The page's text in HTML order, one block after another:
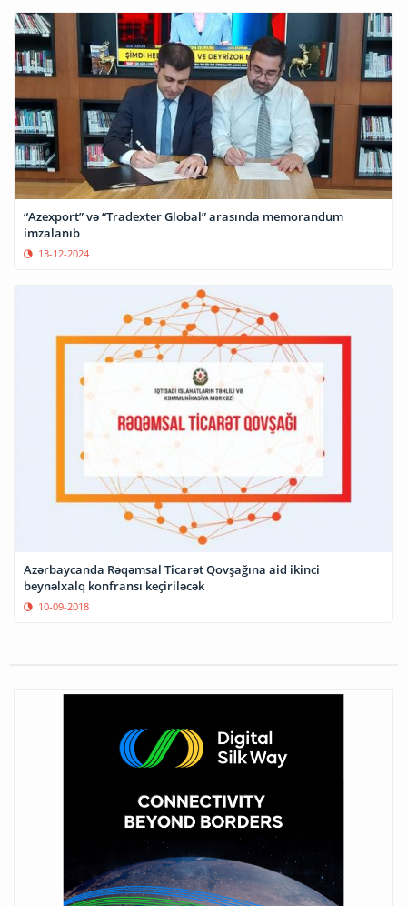
“Azexport” və “Tradexter Global” arasında memorandum
imzalanıb
13-12-2024
Azərbaycanda Rəqəmsal Ticarət Qovşağına aid ikinci
beynəlxalq konfransı keçiriləcək
10-09-2018